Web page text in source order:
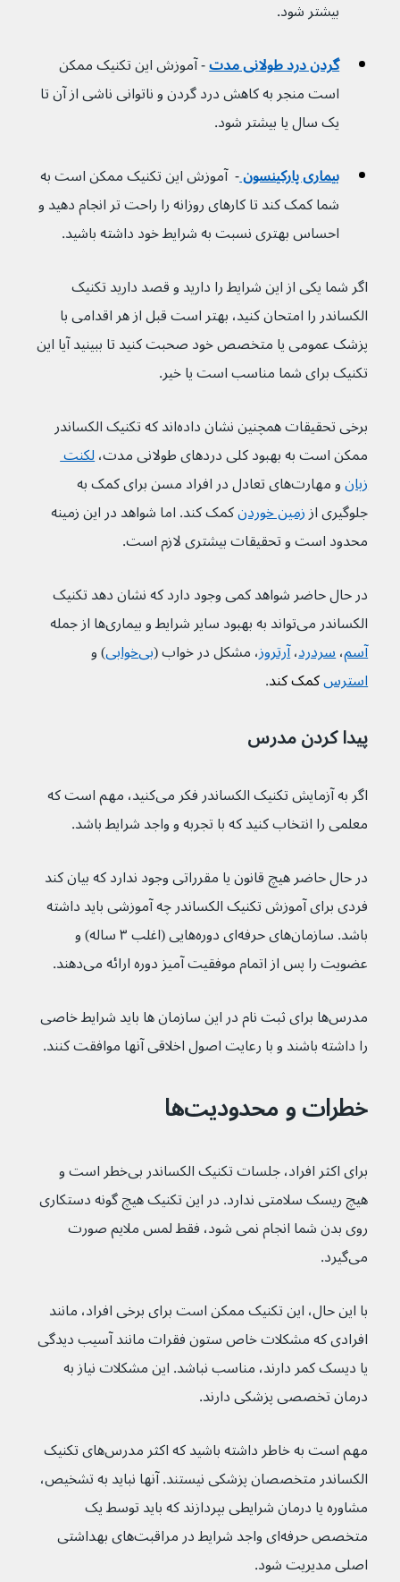
بیشتر شود.
گردن درد طولانی مدت - آموزش این تکنیک ممکن
است منجر به کاهش درد گردن و ناتوانی ناشی از آن تا
یک سال یا بیشتر شود.
بیماری پارکینسون -  آموزش این تکنیک ممکن است به
شما کمک کند تا کارهای روزانه را راحت تر انجام دهید و
احساس بهتری نسبت به شرایط خود داشته باشید.
اگر شما یکی از این شرایط را دارید و قصد دارید تکنیک
الکساندر را امتحان کنید، بهتر است قبل از هر اقدامی با
پزشک عمومی یا متخصص خود صحبت کنید تا ببینید آیا این
تکنیک برای شما مناسب است یا خیر.
برخی تحقیقات همچنین نشان داده‌اند که تکنیک الکساندر
ممکن است به بهبود کلی دردهای طولانی مدت، لکنت
زبان
و مهارت‌های تعادل در افراد مسن برای کمک به
جلوگیری از زمین خوردن کمک کند. اما شواهد در این زمینه
محدود است و تحقیقات بیشتری لازم است.
در حال حاضر شواهد کمی وجود دارد که نشان دهد تکنیک
الکساندر می‌تواند به بهبود سایر شرایط و بیماری‌ها از جمله
آسم، سردرد، آرتروز، مشکل در خواب (بی‌خوابی
) و
استرس کمک کند.
پیدا کردن مدرس
اگر به آزمایش تکنیک الکساندر فکر می‌کنید، مهم است که
معلمی را انتخاب کنید که با تجربه و واجد شرایط باشد.
در حال حاضر هیچ قانون یا مقرراتی وجود ندارد که بیان کند
فردی برای آموزش تکنیک الکساندر چه آموزشی باید داشته
باشد. سازمان‌های حرفه‌ای دوره‌هایی (اغلب ۳ ساله) و
عضویت را پس از اتمام موفقیت آمیز دوره ارائه می‌دهند.
مدرس‌ها برای ثبت نام در این سازمان ها باید شرایط خاصی
را داشته باشند و با رعایت اصول اخلاقی آنها موافقت کنند.
خطرات و محدودیت‌ها
برای اکثر افراد، جلسات تکنیک الکساندر بی‌خطر است و
هیچ ریسک سلامتی ندارد. در این تکنیک هیچ گونه دستکاری
روی بدن شما انجام نمی شود، فقط لمس ملایم صورت
می‌گیرد.
با این حال، این تکنیک ممکن است برای برخی افراد، مانند
افرادی که مشکلات خاص ستون فقرات مانند آسیب دیدگی
یا دیسک کمر دارند، مناسب نباشد. این مشکلات نیاز به
درمان تخصصی پزشکی دارند.
مهم است به خاطر داشته باشید که اکثر مدرس‌های تکنیک
الکساندر متخصصان پزشکی نیستند. آنها نباید به تشخیص،
مشاوره یا درمان شرایطی بپردازند که باید توسط یک
متخصص حرفه‌ای واجد شرایط در مراقبت‌های بهداشتی
اصلی مدیریت شود.